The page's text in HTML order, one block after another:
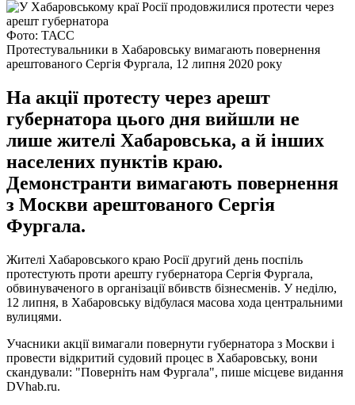
Фото: ТАСС
Протестувальники в Хабаровську вимагають повернення
арештованого Сергія Фургала, 12 липня 2020 року
На акції протесту через арешт
губернатора цього дня вийшли не
лише жителі Хабаровська, а й інших
населених пунктів краю.
Демонстранти вимагають повернення
з Москви арештованого Сергія
Фургала.
Жителі Хабаровського краю Росії другий день поспіль
протестують проти арешту губернатора Сергія Фургала,
обвинуваченого в організації вбивств бізнесменів. У неділю,
12 липня, в Хабаровську відбулася масова хода центральними
вулицями.
Учасники акції вимагали повернути губернатора з Москви і
провести відкритий судовий процес в Хабаровську, вони
скандували: "Поверніть нам Фургала", пише місцеве видання
DVhab.ru.